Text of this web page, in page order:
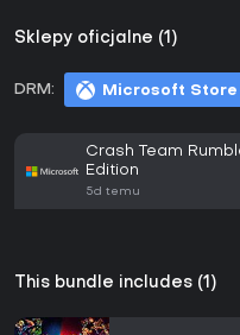
Sklepy oficjalne (1)
DRM: Microsoft Store
Crash Team
Edition
5d temu
This bundle includes (1)